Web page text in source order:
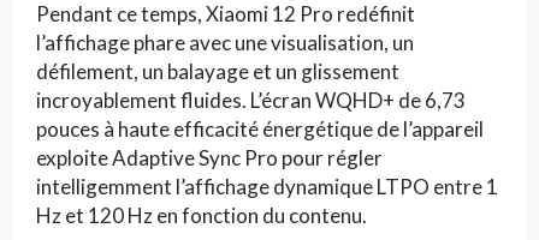
Pendant ce temps, Xiaomi 12 Pro redéfinit
l’affichage phare avec une visualisation, un
défilement, un balayage et un glissement
incroyablement fluides. L’écran WQHD+ de 6,73
pouces à haute efficacité énergétique de l’appareil
exploite Adaptive Sync Pro pour régler
intelligemment l’affichage dynamique LTPO entre 1
Hz et 120 Hz en fonction du contenu.